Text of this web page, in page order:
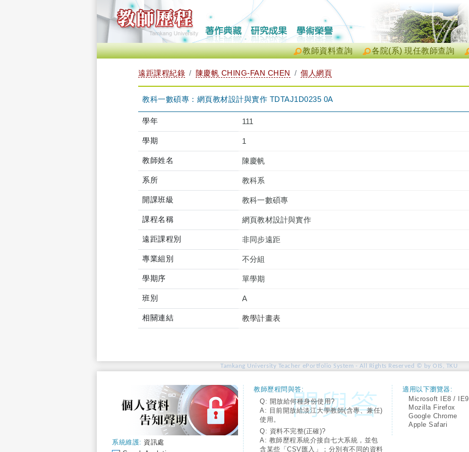
各院(系) 現任教師查詢
教師資料查詢
遠距課程紀錄 陳慶帆 CHING-FAN CHEN 個人網頁
教科一數碩專：網頁教材設計與實作 TDTAJ1D0235 0A
學年 111
學期 1
教師姓名 陳慶帆
系所 教科系
開課班級 教科一數碩專
課程名稱 網頁教材設計與實作
遠距課程別 非同步遠距
專業組別 不分組
學期序 單學期
班別 A
相關連結 教學計畫表
Tamkang University Teacher ePortfolio System - All Rights Reserved © by OIS, TKU
系統維護: 資訊處
教師歷程問與答:
Q: 開放給何種身份使用?
A: 目前開放給淡江大學教師(含專、兼任)
使用。
Q: 資料不完整(正確)?
A: 教師歷程系統介接自七大系統，並包
含某些「CSV匯入」；分別有不同的資料
適用以下瀏覽器:
Microsoft IE8 / IE9
Mozilla Firefox
Google Chrome
Apple Safari